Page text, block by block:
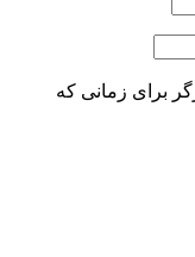
برای زمانی که